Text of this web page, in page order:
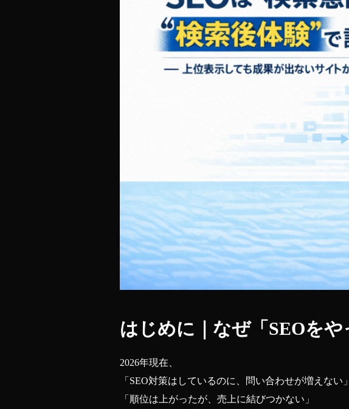
はじめに｜なぜ「SEOを
2026年現在、
「SEO対策はしているのに、問い合わせが増えない」
「順位は上がったが、売上に結びつかない」